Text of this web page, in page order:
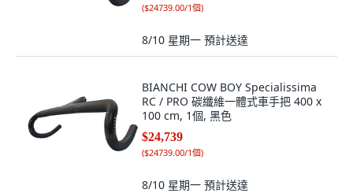
($24739.00/1個)
8/10 星期一 預計送達
BIANCHI COW BOY Specialissima
RC / PRO 碳纖維一體式車手把 400 x
100 cm, 1個, 黑色
$24,739
($24739.00/1個)
8/10 星期一 預計送達